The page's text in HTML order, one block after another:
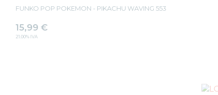
FUNKO POP POKEMON - PIKACHU WAVING 553
15,99 €
21.00% IVA